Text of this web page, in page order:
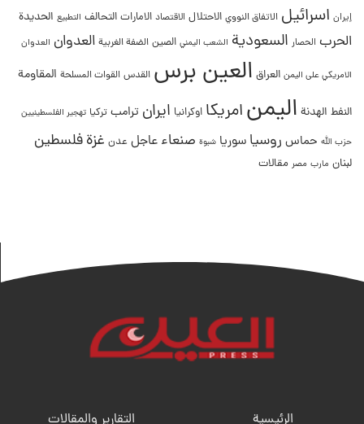
إيران اسرائيل الاتفاق النووي الاحتلال الاقتصاد الامارات التحالف التطبيع الحديدة
الحرب الحصار السعودية الشعب اليمني الصين الضفة الغربية العدوان العدوان
الامريكي على اليمن العراق العين برس القدس القوات المسلحة المقاومة
النفط الهدنة اليمنامريكا اوكرانيا ايران ترامب تركيا تهجير الفلسطينيين
حزب الله حماس روسيا سوريا شبوة صنعاء عاجل عدن غزةفلسطين
لبنان مارب مصر مقالات
الرئيسية التقارير والمقالات